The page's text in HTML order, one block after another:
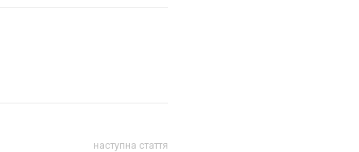
наступна стаття